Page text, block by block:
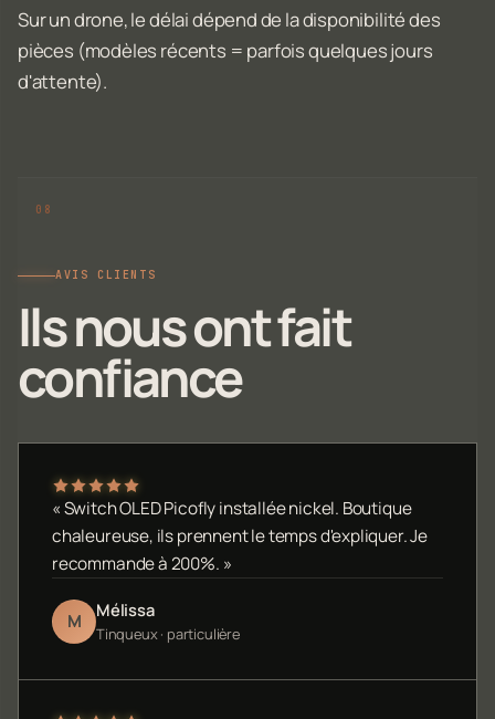
Sur un drone, le délai dépend de la disponibilité des
pièces (modèles récents = parfois quelques jours
d'attente).
AVIS CLIENTS
Ils nous ont fait
confiance
« Switch OLED Picofly installée nickel. Boutique
chaleureuse, ils prennent le temps d'expliquer. Je
recommande à 200%. »
M Mélissa
Tinqueux · particulière